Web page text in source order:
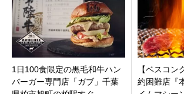
1日100食限定の黒毛和牛ハン
バーガー専門店「ガブ」千葉
【ベスコン
約困難店『